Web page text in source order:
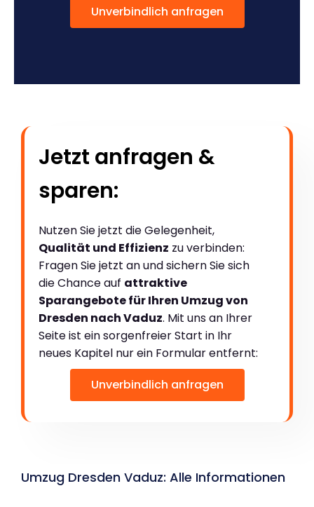
Unverbindlich anfragen
Jetzt anfragen &
sparen:
Nutzen Sie jetzt die Gelegenheit,
Qualität und Effizienz zu verbinden:
Fragen Sie jetzt an und sichern Sie sich
die Chance auf attraktive
Sparangebote für Ihren Umzug von
Dresden nach Vaduz. Mit uns an Ihrer
Seite ist ein sorgenfreier Start in Ihr
neues Kapitel nur ein Formular entfernt:
Unverbindlich anfragen
Umzug Dresden Vaduz: Alle Informationen